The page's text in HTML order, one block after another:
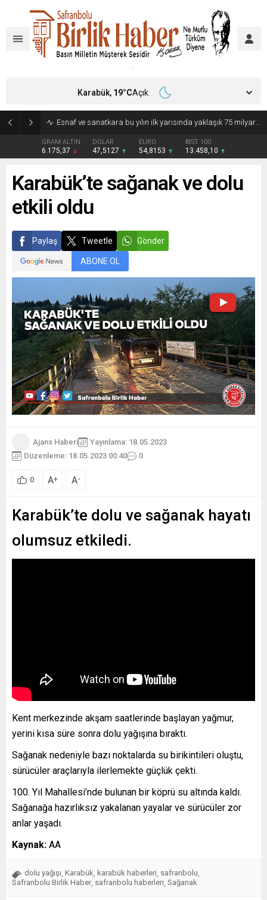
Esnaf ve sanatkara bu yılın ilk yarısında yaklaşık 75 milyar lira finansman
GRAM ALTIN
6.175,37
DOLAR
47,5127
EURO
54,8153
BIST 100
13.458,10
Karabük, 19°CAçık
Karabük’te sağanak ve dolu
etkili oldu
Paylaş Tweetle Gönder
ABONE OL
Ajans Haberi
Yayınlama: 18.05.2023
Düzenleme: 18.05.2023 00:40
0
0 A+ A-
Karabük’te dolu ve sağanak hayatı
olumsuz etkiledi.
Kent merkezinde akşam saatlerinde başlayan yağmur,
yerini kısa süre sonra dolu yağışına bıraktı.
Sağanak nedeniyle bazı noktalarda su birikintileri oluştu,
sürücüler araçlarıyla ilerlemekte güçlük çekti.
100. Yıl Mahallesi’nde bulunan bir köprü su altında kaldı.
Sağanağa hazırlıksız yakalanan yayalar ve sürücüler zor
anlar yaşadı.
Kaynak: AA
dolu yağışı Karabük karabük haberleri safranbolu
Safranbolu Birlik Haber safranbolu haberleri Sağanak